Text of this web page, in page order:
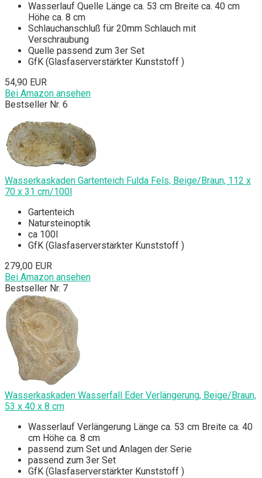
Wasserlauf Quelle Länge ca. 53 cm Breite ca. 40 cm
Höhe ca. 8 cm
Schlauchanschluß für 20mm Schlauch mit
Verschraubung
Quelle passend zum 3er Set
GfK (Glasfaserverstärkter Kunststoff )
54,90 EUR
Bei Amazon ansehen
Bestseller Nr. 6
Wasserkaskaden Gartenteich Fulda Fels, Beige/Braun, 112 x
70 x 31 cm/100l
Gartenteich
Natursteinoptik
ca 100l
GfK (Glasfaserverstärkter Kunststoff )
279,00 EUR
Bei Amazon ansehen
Bestseller Nr. 7
Wasserkaskaden Wasserfall Eder Verlängerung, Beige/Braun,
53 x 40 x 8 cm
Wasserlauf Verlängerung Länge ca. 53 cm Breite ca. 40
cm Höhe ca. 8 cm
passend zum Set und Anlagen der Serie
passend zum 3er Set
GfK (Glasfaserverstärkter Kunststoff )